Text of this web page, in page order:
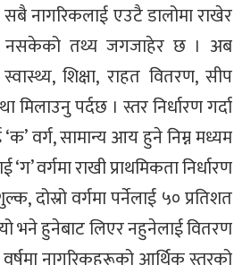
नागरिकलाई एउटै डालोमा राखेर
नसकेको तथ्य जगजाहेर छ । अब
शिक्षा, राहत वितरण, सीप
मिलाउनु पर्दछ । स्तर निर्धारण गर्दा
वर्ग, सामान्य आय हुने निम्न मध्यम
वर्गमा राखी प्राथमिकता निर्धारण
दोस्रो वर्गमा पर्नेलाई ५० प्रतिशत
भने हुनेबाट लिएर नहुनेलाई वितरण